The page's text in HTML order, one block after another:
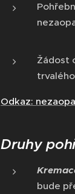
Žádost
Odkaz:
Druhy
bude